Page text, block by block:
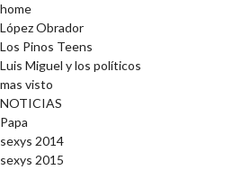
home
López Obrador
Los Pinos Teens
Luis Miguel y los políticos
mas visto
NOTICIAS
Papa
sexys 2014
sexys 2015